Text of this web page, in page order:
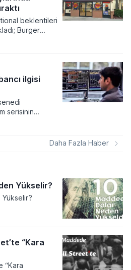
beklentileri
Burger
net gelir
bir artış
ilgisi
serisinin
tahvil
BankasıDaha Fazla Haber
Yükselir?
“Kara
“Kara